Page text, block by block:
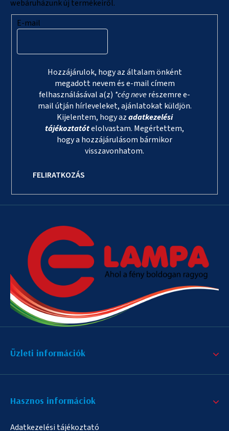
webáruházunk új termékeiről.
E-mail
Hozzájárulok, hogy az általam önként
megadott nevem és e-mail címem
felhasználásával a(z) *cég neverészemre e-
mail útján hírleveleket, ajánlatokat küldjön.
Kijelentem, hogy azadatkezelési
tájékoztatótelolvastam. Megértettem,
hogy a hozzájárulásom bármikor
visszavonhatom.
FELIRATKOZÁS
Üzleti információk
Hasznos informáciok
Adatkezelési tájékoztató